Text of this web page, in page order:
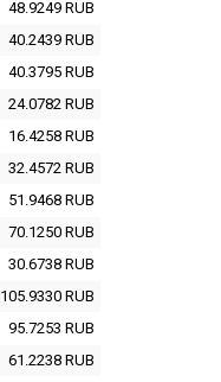
48.9249 RUB
40.2439 RUB
40.3795 RUB
24.0782 RUB
16.4258 RUB
32.4572 RUB
51.9468 RUB
70.1250 RUB
30.6738 RUB
105.9330 RUB
95.7253 RUB
61.2238 RUB